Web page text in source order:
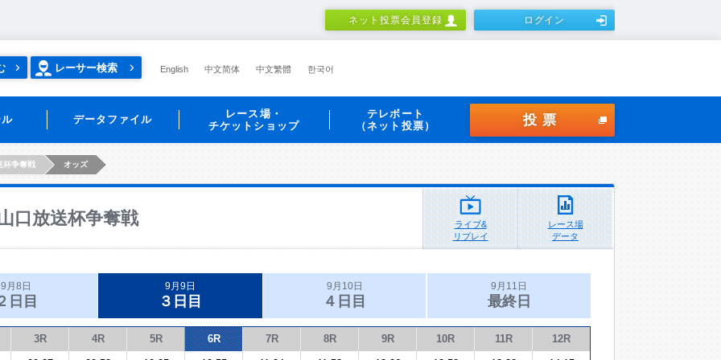
ネット投票会員登録 ログイン
レーサー検索 English 中文简体 中文繁體 한국어
データファイル
レース場・
チケットショップ
テレボート
（ネット投票）
投票
杯争奪戦 オッズ
口放送杯争奪戦
ライブ&
リプレイ
レース場
データ
9月8日
日目
9月9日
３日目
9月10日
４日目
9月11日
最終日
3R 4R 5R 6R 7R 8R 9R 10R 11R 12R